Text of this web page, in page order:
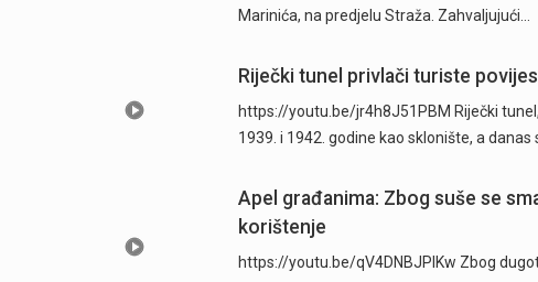
Marinića, na predjelu Straža. Zahvaljujući…
Riječki tunel privlači turiste
https://youtu.be/jr4h8J51PBM Riječki
1939. i 1942. godine kao sklonište, a danas
Apel građanima: Zbog suše se
korištenje
https://youtu.be/qV4DNBJPlKw Zbog